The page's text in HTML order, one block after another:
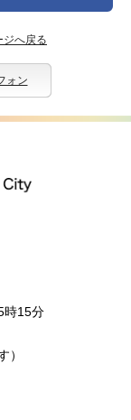
ジへ戻る
ォン
時15分
）